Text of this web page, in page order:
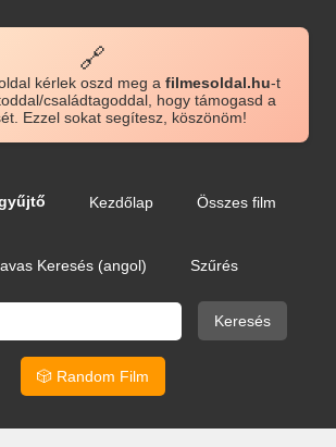
🔗
kérlek oszd meg a filmesoldal.hu-t
családtagoddal, hogy támogasd a
Ezzel sokat segítesz, köszönöm!
Kezdőlap Összes film
Keresés (angol) Szűrés
Keresés
🎲 Random Film